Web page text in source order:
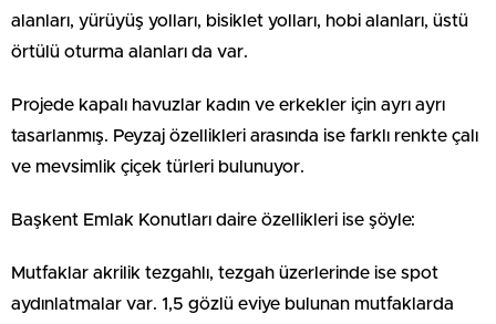
alanları, yürüyüş yolları, bisiklet yolları, hobi alanları, üstü
örtülü oturma alanları da var.
Projede kapalı havuzlar kadın ve erkekler için ayrı ayrı
tasarlanmış. Peyzaj özellikleri arasında ise farklı renkte çalı
ve mevsimlik çiçek türleri bulunuyor.
Başkent Emlak Konutları daire özellikleri ise şöyle:
Mutfaklar akrilik tezgahlı, tezgah üzerlerinde ise spot
aydınlatmalar var. 1,5 gözlü eviye bulunan mutfaklarda